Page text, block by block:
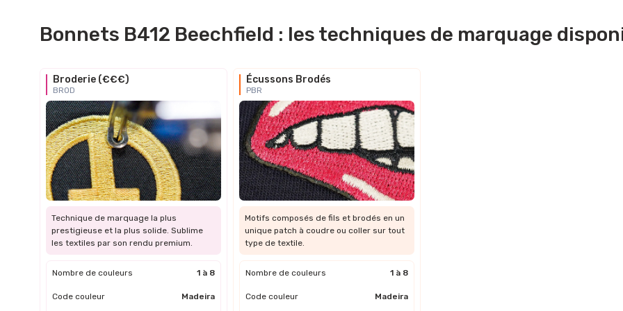
Bonnets B412 Beechfield : les techniques de marquage
Broderie (€€€)
BROD
Technique de marquage la plus
prestigieuse et la plus solide. Sublime
les textiles par son rendu premium.
Nombre de couleurs 1 à 8
Code couleur Madeira
Écussons Brodés
PBR
Motifs composés de fils et brodés en un
unique patch à coudre ou coller sur tout
type de textile.
Nombre de couleurs 1 à 8
Code couleur Madeira